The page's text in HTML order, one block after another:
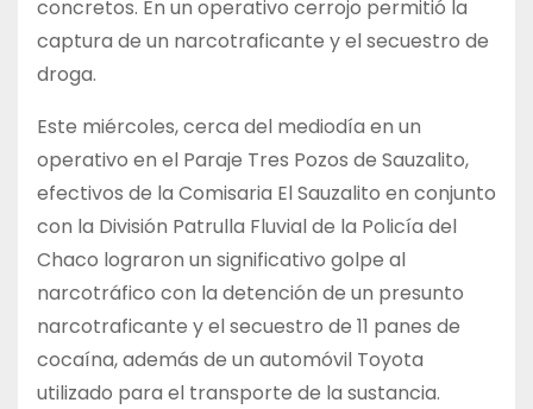
concretos. En un operativo cerrojo permitió la
captura de un narcotraficante y el secuestro de
droga.
Este miércoles, cerca del mediodía en un
operativo en el Paraje Tres Pozos de Sauzalito,
efectivos de la Comisaria El Sauzalito en conjunto
con la División Patrulla Fluvial de la Policía del
Chaco lograron un significativo golpe al
narcotráfico con la detención de un presunto
narcotraficante y el secuestro de 11 panes de
cocaína, además de un automóvil Toyota
utilizado para el transporte de la sustancia.